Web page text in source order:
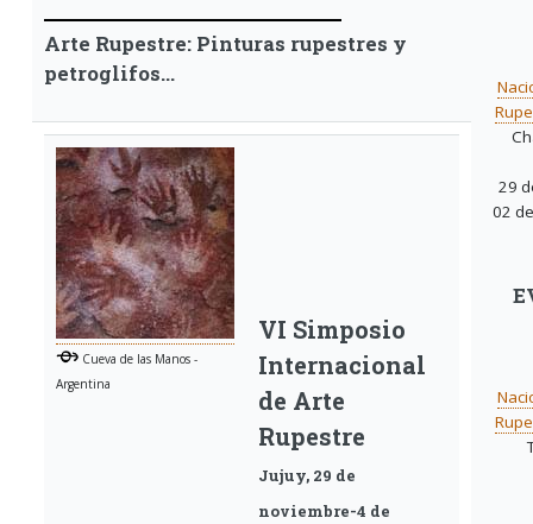
Arte Rupestre: Pinturas rupestres y
petroglifos...
29
02
Cueva de las Manos -
Argentina
VI Simposio
Internacional
de Arte
Rupestre
Jujuy, 29 de
noviembre-4 de